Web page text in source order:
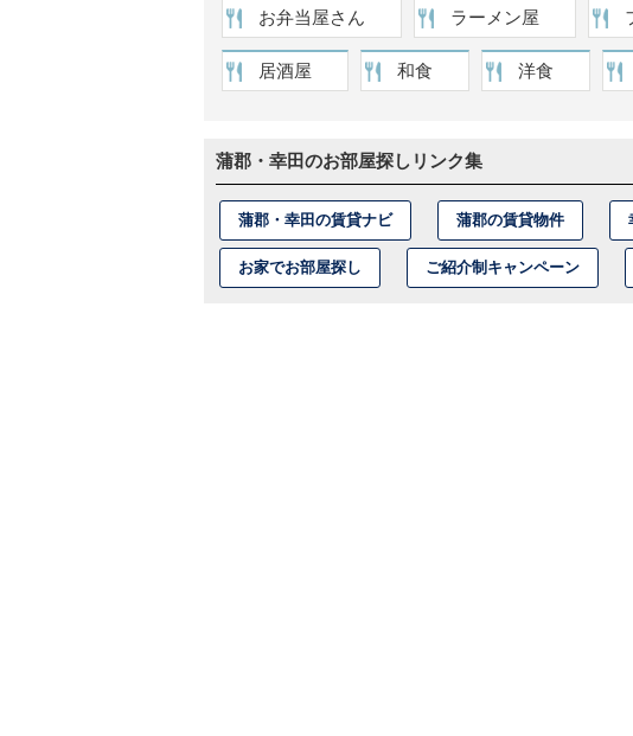
お弁当屋さん ラーメン屋
居酒屋 和食 洋食
蒲郡・幸田のお部屋探しリンク集
蒲郡・幸田の賃貸ナビ 蒲郡の賃貸物件
お家でお部屋探し ご紹介制キャンペーン